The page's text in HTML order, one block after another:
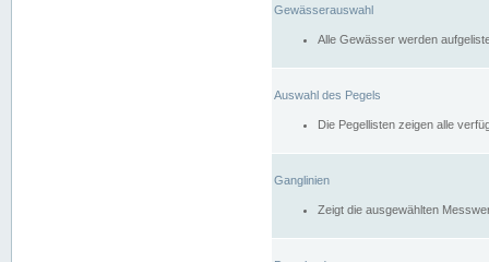
Gewässerauswahl
Alle Gewässer werden
Auswahl des Pegels
Die Pegellisten zeigen alle
Ganglinien
Zeigt die ausgewählten